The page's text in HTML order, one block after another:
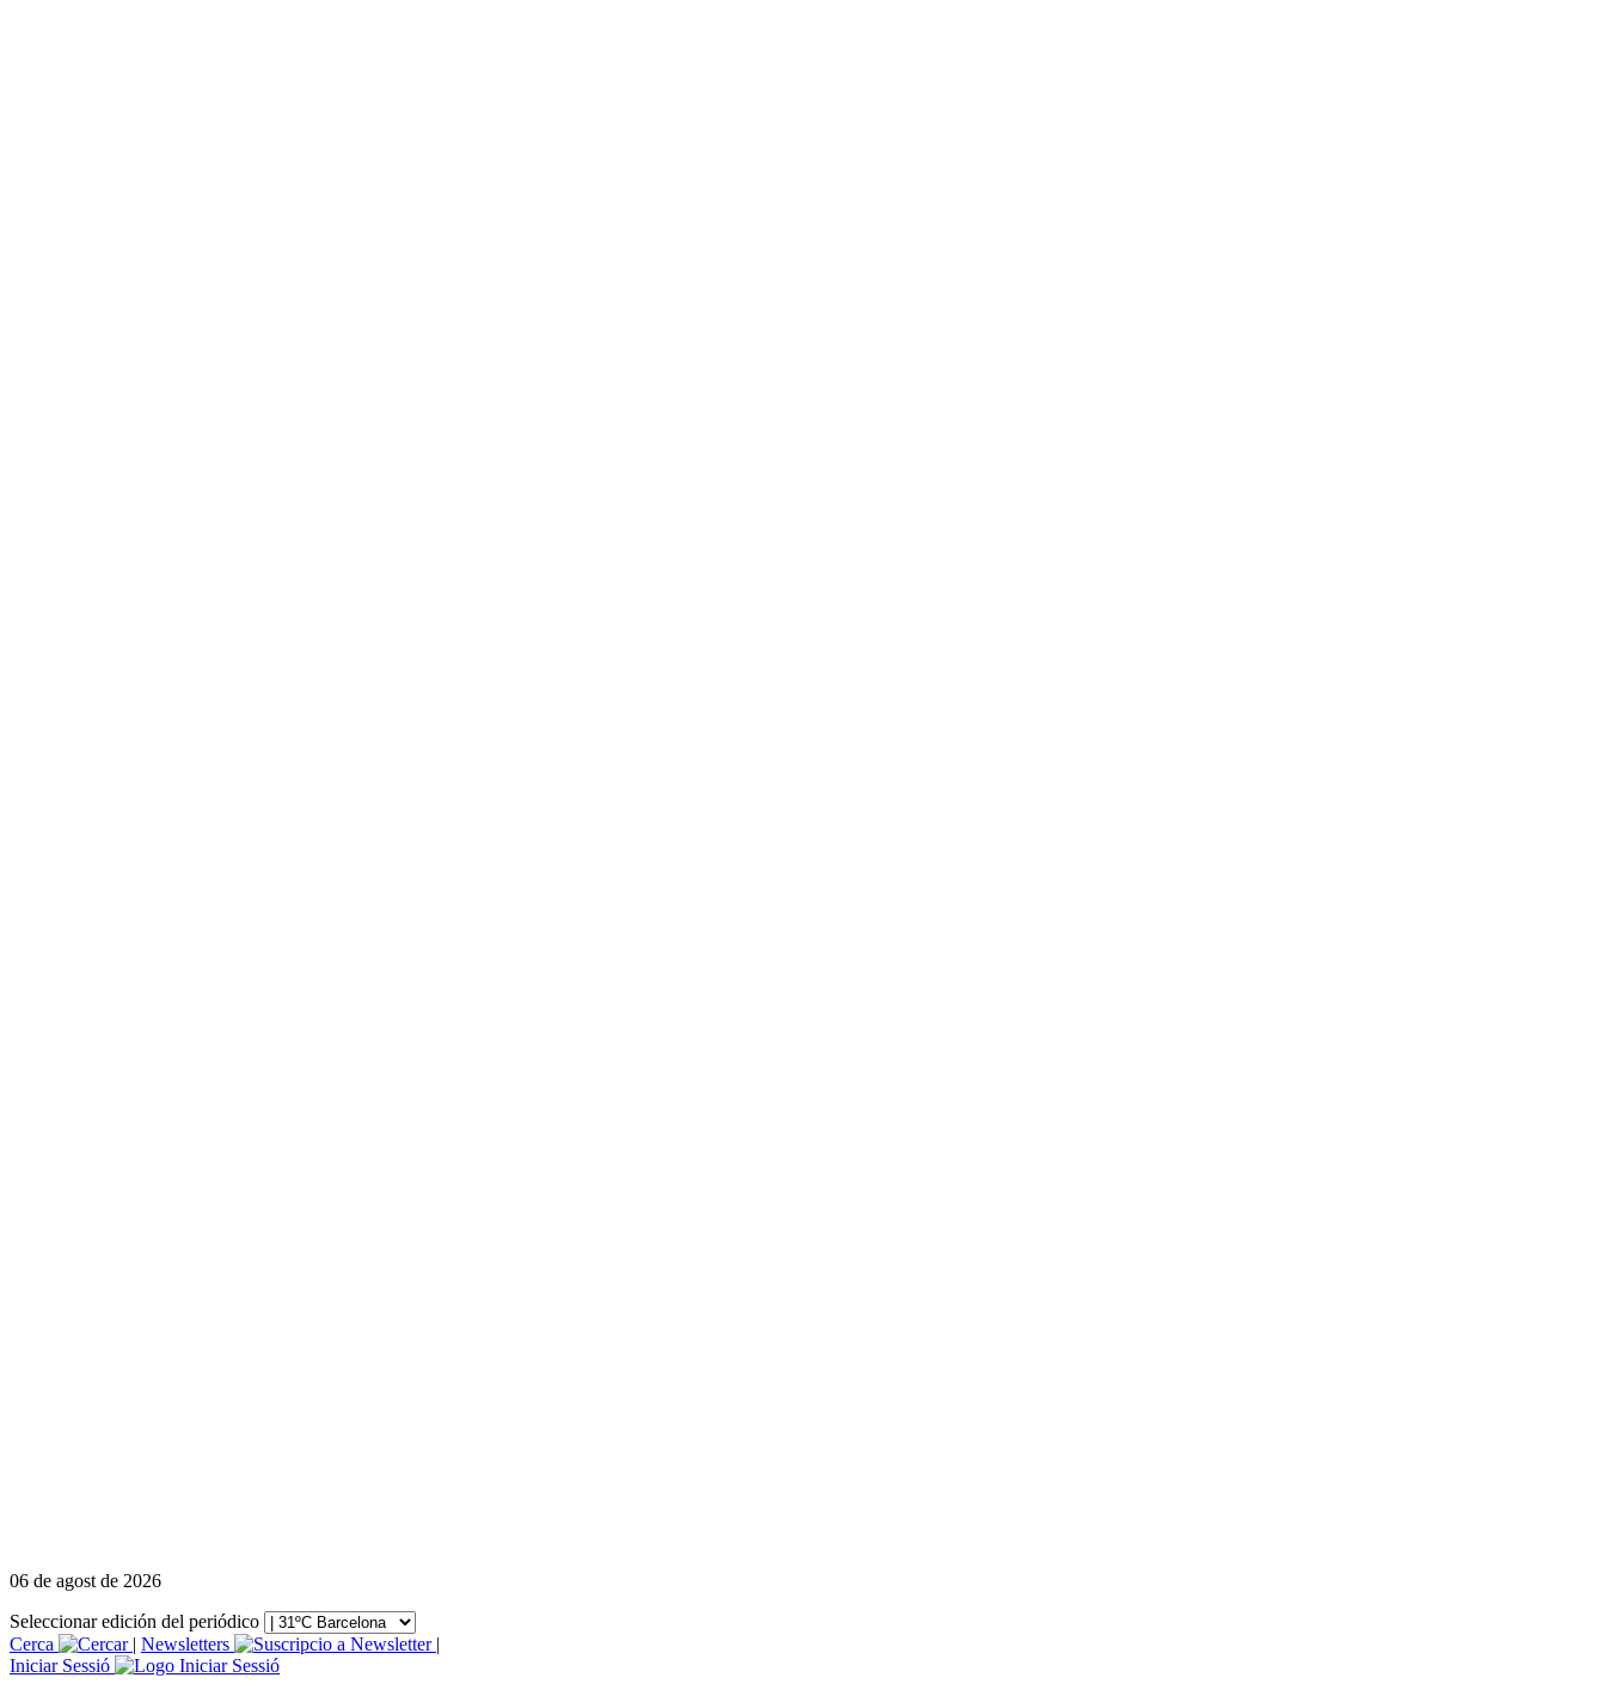
06 de agost de 2026
Seleccionar edición del periódico
Cerca
| Newsletters
|
Iniciar Sessió